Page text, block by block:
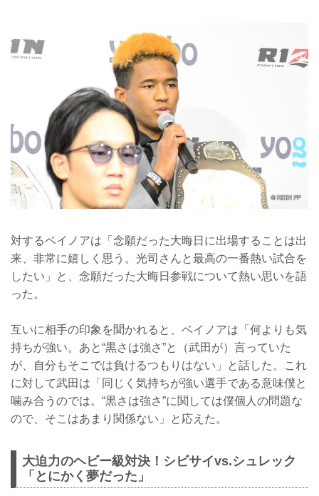
対するベイノアは「念願だった大晦日に出場することは出
来、非常に嬉しく思う。光司さんと最高の一番熱い試合を
したい」と、念願だった大晦日参戦について熱い思いを語
った。
互いに相手の印象を聞かれると、ベイノアは「何よりも気
持ちが強い。あと“黒さは強さ”と（武田が）言っていた
が、自分もそこでは負けるつもりはない」と話した。これ
に対して武田は「同じく気持ちが強い選手である意味僕と
噛み合うのでは。“黒さは強さ”に関しては僕個人の問題な
ので、そこはあまり関係ない」と応えた。
大迫力のヘビー級対決！シビサイvs.シュレック
「とにかく夢だった」